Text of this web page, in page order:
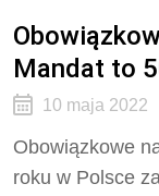
Mandat to
10 maja 2022
Obowiązkowe
roku w Polsce